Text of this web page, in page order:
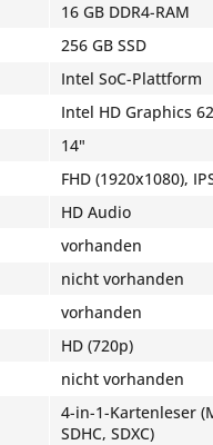
16 GB DDR4-RAM
256 GB SSD
Intel SoC-Plattform
Intel HD Graphics
14"
FHD (1920x1080),
HD Audio
vorhanden
nicht vorhanden
vorhanden
HD (720p)
nicht vorhanden
4-in-1-Kartenleser
SDHC, SDXC)